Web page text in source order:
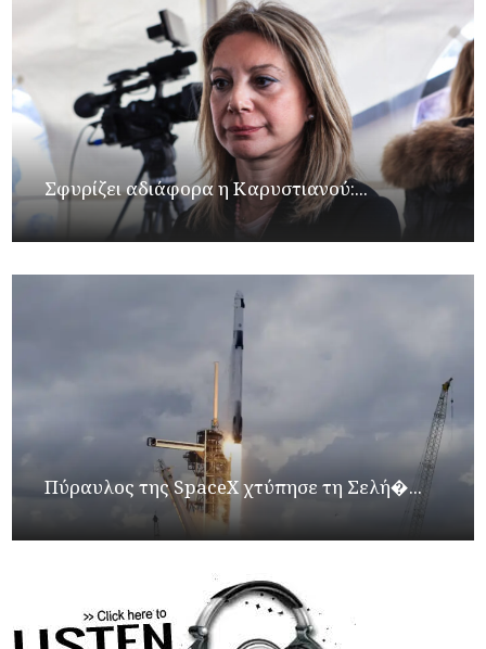
Σφυρίζει αδιάφορα η Καρυστιανού:...
Πύραυλος της SpaceX χτύπησε τη Σελή�...